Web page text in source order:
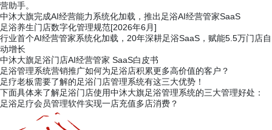
营助手。
中沐大旗完成AI经营能力系统化加载，推出足浴AI经营管家SaaS
足浴养生门店数字化管理规范[2026年6月]
行业首个AI经营管家系统化加载，20年深耕足浴SaaS，赋能5.5万门店自
动增长
中沐大旗足浴门店AI经营管家 SaaS白皮书
足浴管理系统营销推广如何为足浴店积累更多高价值的客户？
足疗老板需要了解的足浴门店管理系统有这三大优势！
下面具体来了解足浴门店使用中沐大旗足浴管理系统的三大管理好处：
足浴足疗会员管理软件实现一店充值多店消费？
张先生
136****2006